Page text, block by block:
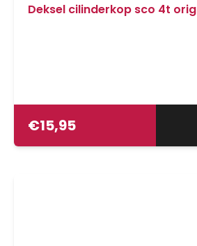
Deksel cilinderkop sco 4t orig
€15,95